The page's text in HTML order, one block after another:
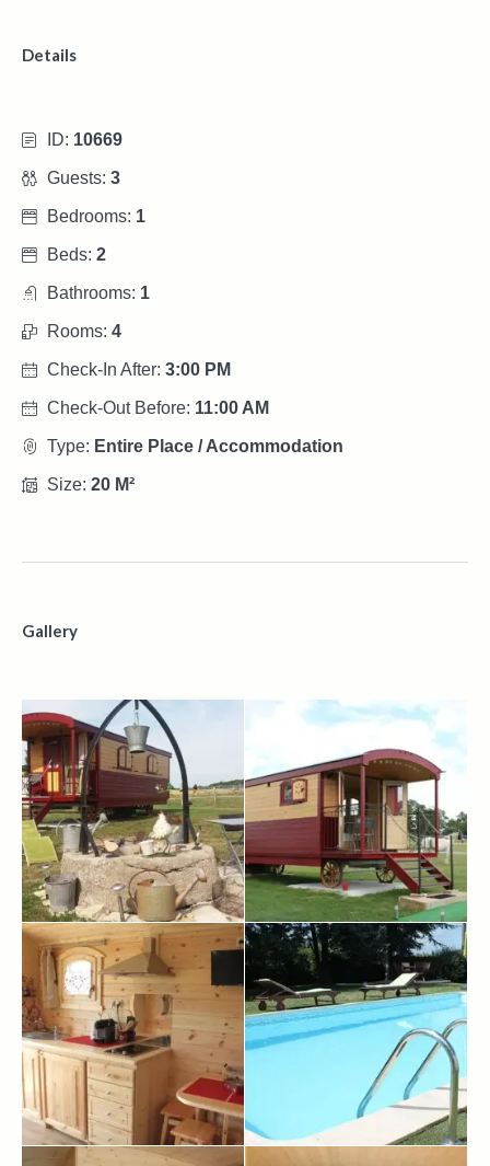
Details
ID: 10669
Guests: 3
Bedrooms: 1
Beds: 2
Bathrooms: 1
Rooms: 4
Check-In After: 3:00 PM
Check-Out Before: 11:00 AM
Type: Entire Place / Accommodation
Size: 20 M²
Gallery